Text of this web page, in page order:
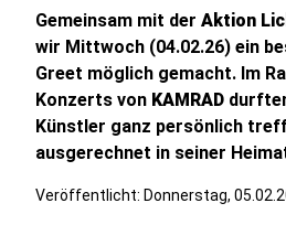
Gemeinsam mit der Aktion
wir Mittwoch (04.02.26) ein
Greet möglich gemacht. Im
Konzerts von KAMRAD
Künstler ganz persönlich
ausgerechnet in seiner
Veröffentlicht: Donnerstag,